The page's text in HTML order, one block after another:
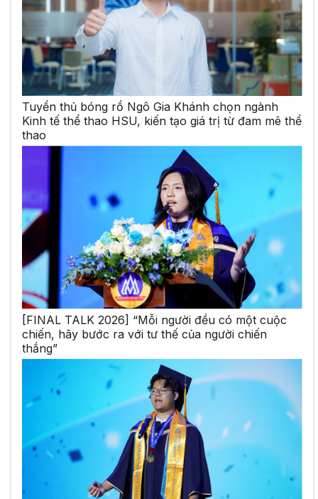
Tuyển thủ bóng rổ Ngô Gia Khánh chọn ngành
Kinh tế thể thao HSU, kiến tạo giá trị từ đam mê thể
thao
[FINAL TALK 2026] “Mỗi người đều có một cuộc
chiến, hãy bước ra với tư thế của người chiến
thắng”